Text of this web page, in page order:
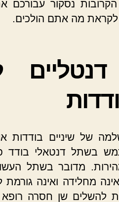
נסקור עבורכם
לקראת מה אתם הולכים.
של שיניים בודדות
בשתל דנטאלי
מדובר בשתל
מחלידה ואינה
להשלים שן חסרה